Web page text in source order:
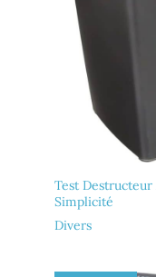
Test
Simplicité
Divers